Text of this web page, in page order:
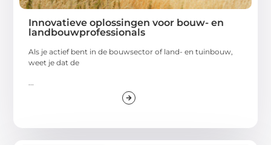
Innovatieve oplossingen voor bouw- en
landbouwprofessionals
Als je actief bent in de bouwsector of land- en tuinbouw,
weet je dat de